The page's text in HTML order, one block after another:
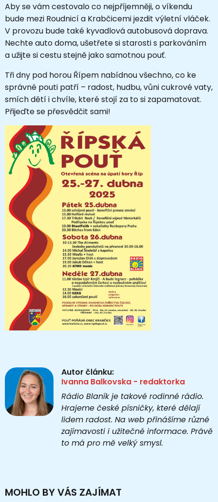
Aby se vám cestovalo co nejpříjemněji, o víkendu
bude mezi Roudnicí a Krabčicemi jezdit výletní vláček.
V provozu bude také kyvadlová autobusová doprava.
Nechte auto doma, ušetřete si starosti s parkováním
a užijte si cestu stejně jako samotnou pouť.
Tři dny pod horou Řípem nabídnou všechno, co ke
správné pouti patří – radost, hudbu, vůni cukrové vaty,
smích dětí i chvíle, které stojí za to si zapamatovat.
Přijeďte se přesvědčit sami!
Autor článku:
Ivanna Balkovska - redaktorka
Rádio Blaník je takové rodinné rádio.
Hrajeme české písničky, které dělají
lidem radost. Na web přinášíme různé
zajímavosti i užitečné informace. Právě
to má pro mě velký smysl.
MOHLO BY VÁS ZAJÍMAT